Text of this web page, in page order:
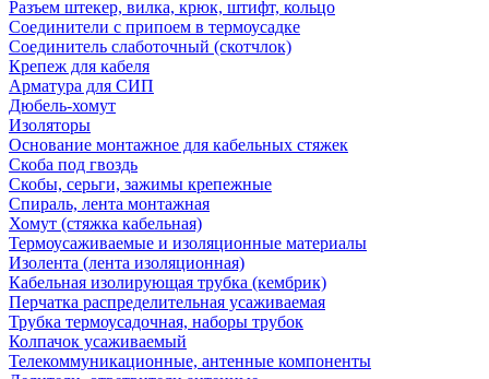
Разъем штекер, вилка, крюк, штифт, кольцо
Соединители с припоем в термоусадке
Соединитель слаботочный (скотчлок)
Крепеж для кабеля
Арматура для СИП
Дюбель-хомут
Изоляторы
Основание монтажное для кабельных стяжек
Скоба под гвоздь
Скобы, серьги, зажимы крепежные
Спираль, лента монтажная
Хомут (стяжка кабельная)
Термоусаживаемые и изоляционные материалы
Изолента (лента изоляционная)
Кабельная изолирующая трубка (кембрик)
Перчатка распределительная усаживаемая
Трубка термоусадочная, наборы трубок
Колпачок усаживаемый
Телекоммуникационные, антенные компоненты